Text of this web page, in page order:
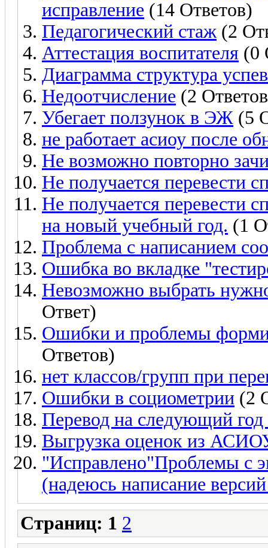
исправление (14 Ответов)
Педагогический стаж (2
Аттестация воспитателя (0
Диаграмма структура
Недоотчисление (2
Убегает ползунок в ЭЖ (5
не работает асиоу после
Не возможно повторно
Не получается перевести
Не получается перевести
на новый учебный год. (1
Проблема с написанием
Ошибка во вкладке
Невозможно выбрать
Ответ)
Ошибки и проблемы
Ответов)
нет классов/групп при
Ошибки в социометрии (2
Перевод на следующий год
Выгрузка оценок из
"Исправлено"Проблемы с
(надеюсь написание
Страниц: 1 2